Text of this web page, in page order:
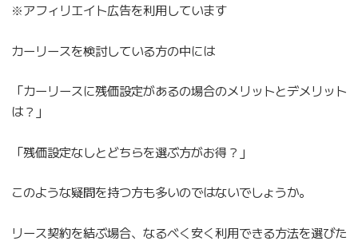
※アフィリエイト広告を利用しています
カーリースを検討している方の中には
「カーリースに残価設定があるの場合のメリットとデメリット
は？」
「残価設定なしとどちらを選ぶ方がお得？」
このような疑問を持つ方も多いのではないでしょうか。
リース契約を結ぶ場合、なるべく安く利用できる方法を選びた